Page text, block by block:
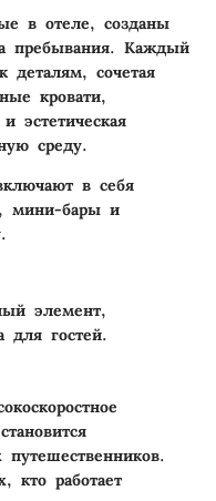
в отеле, созданы
пребывания. Каждый
сочетая
кровати,
эстетическая
среду.
в себя
мини-бары и
элемент,
гостей.
кто работает